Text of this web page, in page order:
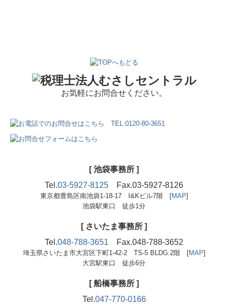
お気軽にお問合せください。
[ 池袋事務所 ]
Tel.03-5927-8125 Fax.03-5927-8126
東京都豊島区南池袋1-18-17 I&Kビル7階 [MAP]
池袋駅東口 徒歩1分
[ さいたま事務所 ]
Tel.048-788-3651 Fax.048-788-3652
埼玉県さいたま市大宮区下町1-42-2 TS-5 BLDG.2階[MAP]
大宮駅東口 徒歩6分
[船橋事務所 ]
Tel.047-770-0166